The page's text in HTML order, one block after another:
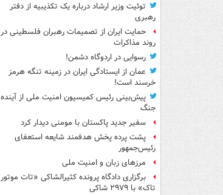
توئیت وزیر ارشاد درباره یک تکذیبیه از دفتر
رهبری
حمایت ایران از تصمیمات رهبران فلسطینی در
روند مذاکرات
رسوایی در اردوگاه دشمن!
عمان از ایستادگی ایران در زمینه تنگه هرمز
خرسند است!
پیش‌بینی رئیس کمیسیون امنیت ملی از آینده
جنگ
سفیر جدید پاکستان با مومنی دیدار کرد
پشت پرده پخش هدفمند شایعه استعفای
رئیس‌جمهور
مرزهای زبان و امنیت ملی
برگزاری دادگاه پرونده کثیرالشاکی «تات موتور
تاک» با ۲۹۷۹ شاکی